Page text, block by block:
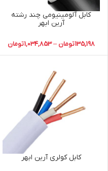
کابل آلومینیومی چند رشته
آرین ابهر
135,198تومان –
1,034,853تومان
کابل کولری آرین ابهر